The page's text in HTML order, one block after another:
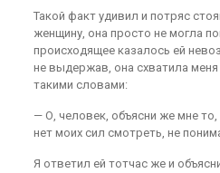
Такой факт удивил и потряс
женщину, она просто не могла
происходящее казалось ей
не выдержав, она схватила
такими словами:
— О, человек, объясни же мне
нет моих сил смотреть, не
Я ответил ей тотчас же и